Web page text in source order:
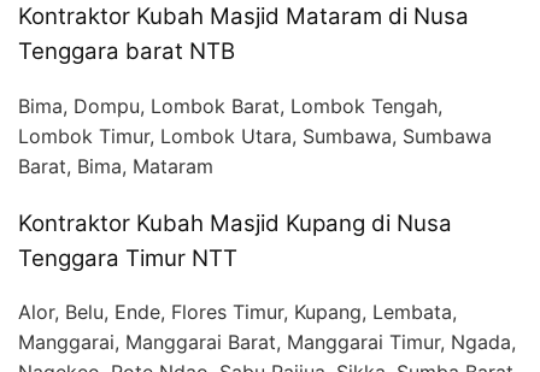
Kontraktor Kubah Masjid Mataram di Nusa
Tenggara barat NTB
Bima, Dompu, Lombok Barat, Lombok Tengah,
Lombok Timur, Lombok Utara, Sumbawa, Sumbawa
Barat, Bima, Mataram
Kontraktor Kubah Masjid Kupang di Nusa
Tenggara Timur NTT
Alor, Belu, Ende, Flores Timur, Kupang, Lembata,
Manggarai, Manggarai Barat, Manggarai Timur, Ngada,